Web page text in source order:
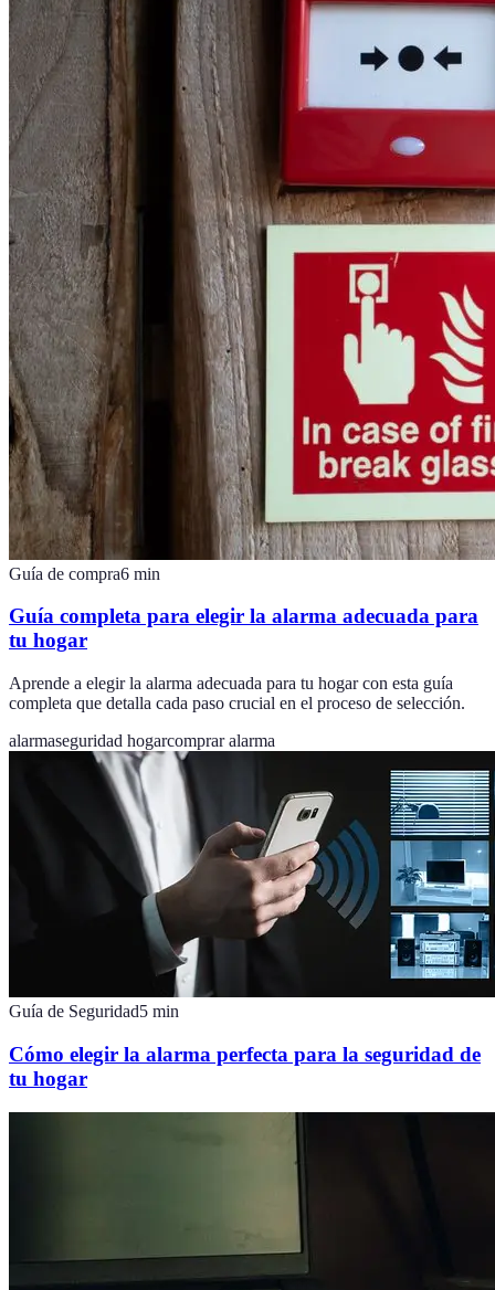
Guía de compra6 min
Guía completa para elegir la alarma adecuada para
tu hogar
Aprende a elegir la alarma adecuada para tu hogar con esta guía
completa que detalla cada paso crucial en el proceso de selección.
alarmaseguridad hogarcomprar alarma
Guía de Seguridad5 min
Cómo elegir la alarma perfecta para la seguridad de
tu hogar